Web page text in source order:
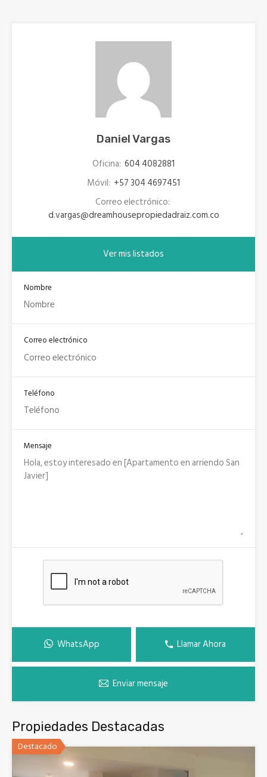
Daniel Vargas
Oficina: 604 4082881
Móvil: +57 304 4697451
Correo electrónico:
d.vargas@dreamhousepropiedadraiz.com.co
Ver mis listados
Nombre
Correo electrónico
Teléfono
Mensaje
WhatsApp Llamar Ahora
Enviar mensaje
Propiedades Destacadas
Destacado